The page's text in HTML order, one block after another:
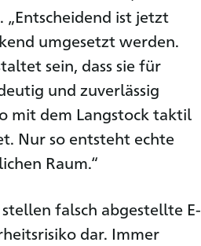
„Entscheidend ist jetzt
umgesetzt werden.
sein, dass sie für
und zuverlässig
mit dem Langstock taktil
Nur so entsteht echte
Raum.“
falsch abgestellte E-
dar. Immer